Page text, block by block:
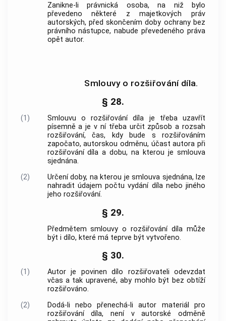
Zanikne-li právnická osoba, na niž bylo
převedeno některé z majetkových práv
autorských, před skončením doby ochrany bez
právního nástupce, nabude převedeného práva
opět autor.
Smlouvy o rozšiřování díla.
§ 28.
(1)
Smlouvu o rozšiřování díla je třeba uzavřít
písemně a je v ní třeba určit způsob a rozsah
rozšiřování, čas, kdy bude s rozšiřováním
započato, autorskou odměnu, účast autora při
rozšiřování díla a dobu, na kterou je smlouva
sjednána.
(2)
Určení doby, na kterou je smlouva sjednána, lze
nahradit údajem počtu vydání díla nebo jiného
jeho rozšiřování.
§ 29.
Předmětem smlouvy o rozšiřování díla může
být i dílo, které má teprve být vytvořeno.
§ 30.
(1)
Autor je povinen dílo rozšiřovateli odevzdat
včas a tak upravené, aby mohlo být bez obtíží
rozšiřováno.
(2)
Dodá-li nebo přenechá-li autor materiál pro
rozšiřování díla, není v autorské odměně